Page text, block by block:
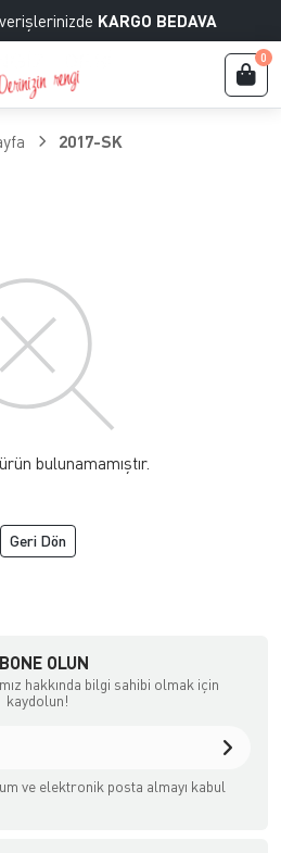
KARGO BEDAVA
0
2017-SK
ürün bulunamamıştır.
Geri Dön
OLUN
hakkında bilgi sahibi olmak için
kaydolun!
ve elektronik posta almayı kabul